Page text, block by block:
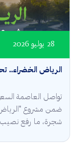
الرياض الخضراء..
28 يوليو 2026
تواصل العاصمة
شجرة، ما رفع